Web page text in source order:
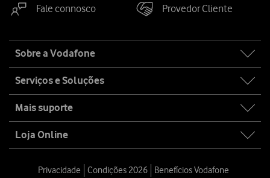
Fale connosco Provedor Cliente
map
Sobre a Vodafone
Serviços e Soluções
Mais suporte
Loja Online
Privacidade Condições 2026 Benefícios Vodafone